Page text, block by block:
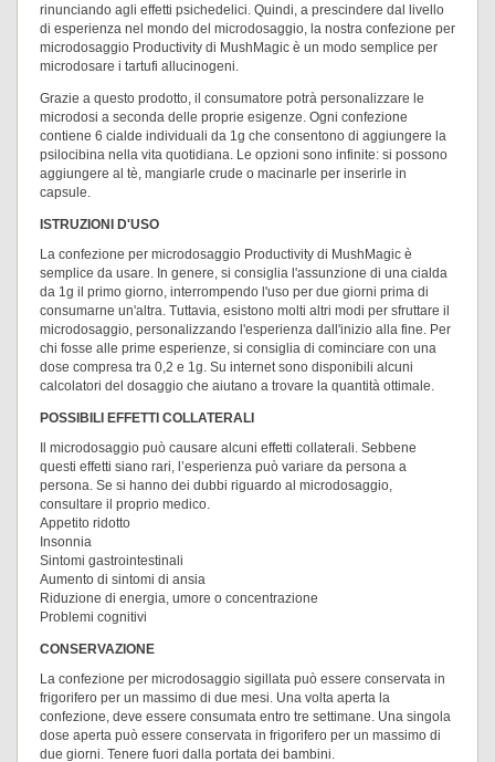
rinunciando agli effetti psichedelici. Quindi, a prescindere dal livello
di esperienza nel mondo del microdosaggio, la nostra confezione per
microdosaggio Productivity di MushMagic è un modo semplice per
microdosare i tartufi allucinogeni.
Grazie a questo prodotto, il consumatore potrà personalizzare le
microdosi a seconda delle proprie esigenze. Ogni confezione
contiene 6 cialde individuali da 1g che consentono di aggiungere la
psilocibina nella vita quotidiana. Le opzioni sono infinite: si possono
aggiungere al tè, mangiarle crude o macinarle per inserirle in
capsule.
ISTRUZIONI D'USO
La confezione per microdosaggio Productivity di MushMagic è
semplice da usare. In genere, si consiglia l'assunzione di una cialda
da 1g il primo giorno, interrompendo l'uso per due giorni prima di
consumarne un'altra. Tuttavia, esistono molti altri modi per sfruttare il
microdosaggio, personalizzando l'esperienza dall'inizio alla fine. Per
chi fosse alle prime esperienze, si consiglia di cominciare con una
dose compresa tra 0,2 e 1g. Su internet sono disponibili alcuni
calcolatori del dosaggio che aiutano a trovare la quantità ottimale.
POSSIBILI EFFETTI COLLATERALI
Il microdosaggio può causare alcuni effetti collaterali. Sebbene
questi effetti siano rari, l’esperienza può variare da persona a
persona. Se si hanno dei dubbi riguardo al microdosaggio,
consultare il proprio medico.
Appetito ridotto
Insonnia
Sintomi gastrointestinali
Aumento di sintomi di ansia
Riduzione di energia, umore o concentrazione
Problemi cognitivi
CONSERVAZIONE
La confezione per microdosaggio sigillata può essere conservata in
frigorifero per un massimo di due mesi. Una volta aperta la
confezione, deve essere consumata entro tre settimane. Una singola
dose aperta può essere conservata in frigorifero per un massimo di
due giorni. Tenere fuori dalla portata dei bambini.